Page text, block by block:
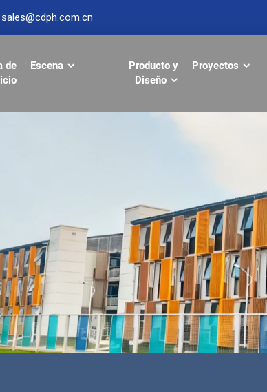
sales@cdph.com.cn
de
Escena
Producto y
Diseño
Proyectos